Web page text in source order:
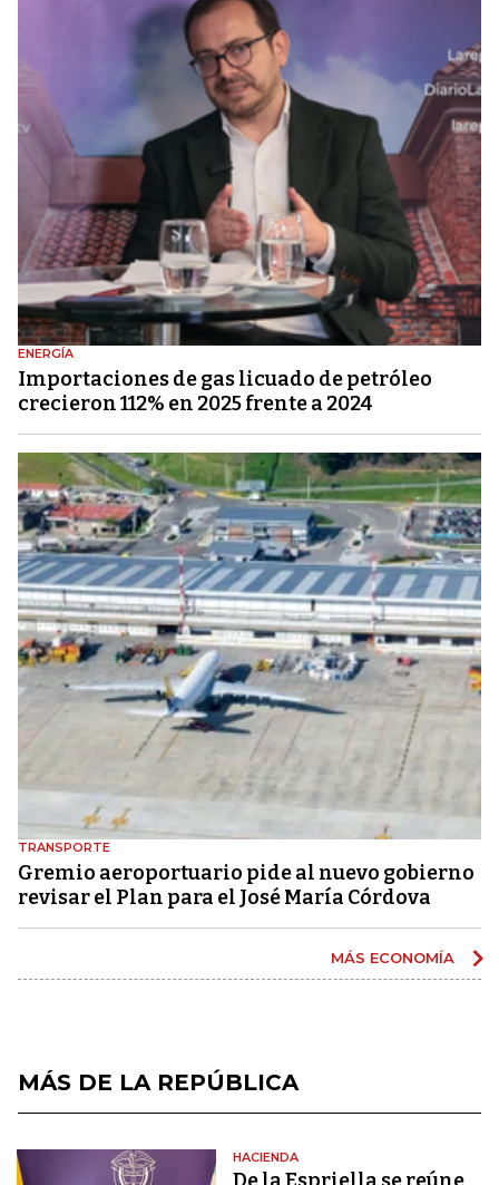
ENERGÍA
Importaciones de gas licuado de petróleo
crecieron 112% en 2025 frente a 2024
TRANSPORTE
Gremio aeroportuario pide al nuevo gobierno
revisar el Plan para el José María Córdova
MÁS ECONOMÍA
MÁS DE LA REPÚBLICA
HACIENDA